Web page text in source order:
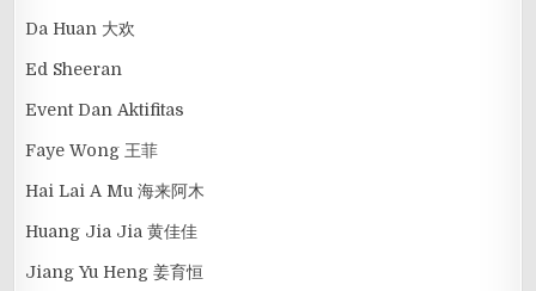
Da Huan 大欢
Ed Sheeran
Event Dan Aktifitas
Faye Wong 王菲
Hai Lai A Mu 海来阿木
Huang Jia Jia 黄佳佳
Jiang Yu Heng 姜育恒